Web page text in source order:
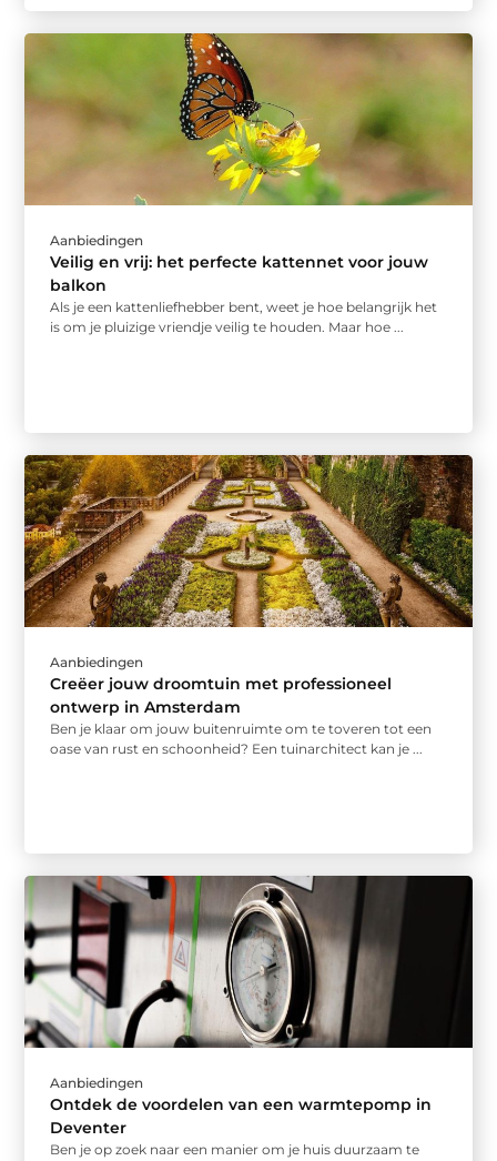
Aanbiedingen
Veilig en vrij: het perfecte kattennet voor jouw
balkon
Als je een kattenliefhebber bent, weet je hoe belangrijk het
is om je pluizige vriendje veilig te houden. Maar hoe ...
Aanbiedingen
Creëer jouw droomtuin met professioneel
ontwerp in Amsterdam
Ben je klaar om jouw buitenruimte om te toveren tot een
oase van rust en schoonheid? Een tuinarchitect kan je ...
Aanbiedingen
Ontdek de voordelen van een warmtepomp in
Deventer
Ben je op zoek naar een manier om je huis duurzaam te